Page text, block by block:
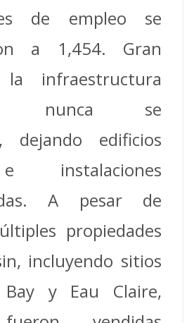
de empleo se
a 1,454. Gran
infraestructura
nunca se
dejando edificios
instalaciones
A pesar de
propiedades
incluyendo sitios
y Eau Claire,